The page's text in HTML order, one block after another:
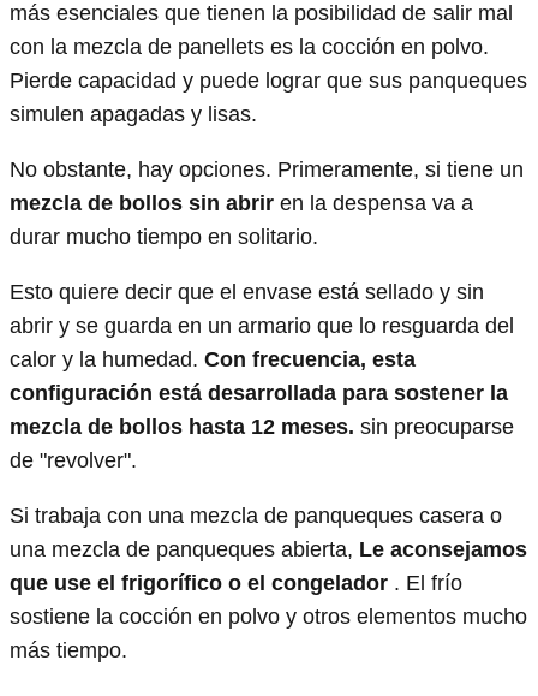
más esenciales que tienen la posibilidad de salir mal
con la mezcla de panellets es la cocción en polvo.
Pierde capacidad y puede lograr que sus panqueques
simulen apagadas y lisas.
No obstante, hay opciones. Primeramente, si tiene un
mezcla de bollos sin abrir en la despensa va a
durar mucho tiempo en solitario.
Esto quiere decir que el envase está sellado y sin
abrir y se guarda en un armario que lo resguarda del
calor y la humedad. Con frecuencia, esta
configuración está desarrollada para sostener la
mezcla de bollos hasta 12 meses. sin preocuparse
de "revolver".
Si trabaja con una mezcla de panqueques casera o
una mezcla de panqueques abierta, Le aconsejamos
que use el frigorífico o el congelador . El frío
sostiene la cocción en polvo y otros elementos mucho
más tiempo.